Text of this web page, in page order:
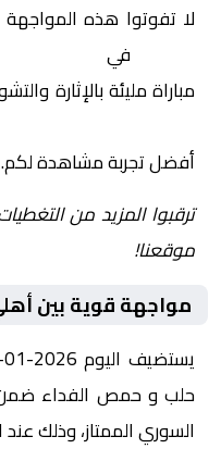
لا تفوتوا هذه
في
مباراة مليئة بالإثارة
أفضل تجربة مشاهدة لكم.
ترقبوا المزيد من
موقعنا!
مواجهة قوية بين
حلب و حمص الفداء ضمن
السوري الممتاز، وذلك عند الساعة 13:00